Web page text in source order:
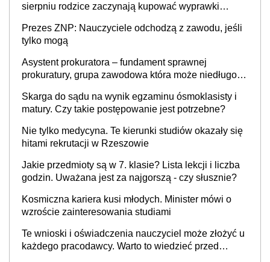
sierpniu rodzice zaczynają kupować wyprawki
ponad 1 tys. zł
Prezes ZNP: Nauczyciele odchodzą z zawodu, jeśli
tylko mogą
Asystent prokuratora – fundament sprawnej
prokuratury, grupa zawodowa która może niedługo
Skarga do sądu na wynik egzaminu ósmoklasisty i
matury. Czy takie postępowanie jest potrzebne?
Nie tylko medycyna. Te kierunki studiów okazały się
hitami rekrutacji w Rzeszowie
Jakie przedmioty są w 7. klasie? Lista lekcji i liczba
godzin. Uważana jest za najgorszą - czy słusznie?
Kosmiczna kariera kusi młodych. Minister mówi o
wzroście zainteresowania studiami
Te wnioski i oświadczenia nauczyciel może złożyć u
każdego pracodawcy. Warto to wiedzieć przed